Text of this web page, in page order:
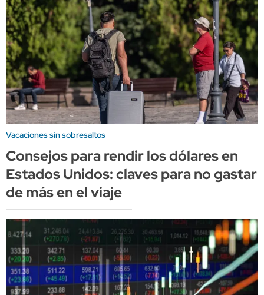
Vacaciones sin sobresaltos
Consejos para rendir los dólares en
Estados Unidos: claves para no gastar
de más en el viaje